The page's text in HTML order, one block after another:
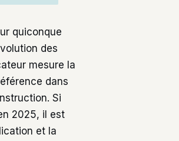
quiconque
des
mesure la
dans
Si
2025, il est
et la